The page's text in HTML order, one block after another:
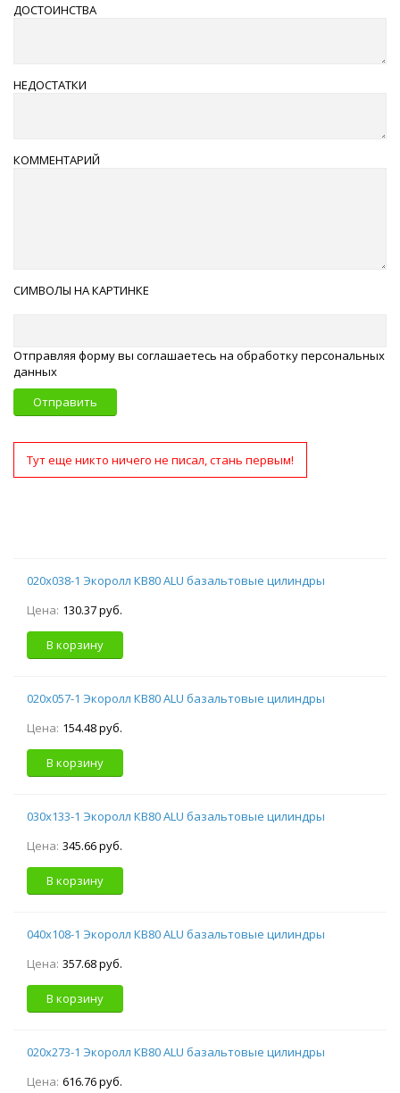
ДОСТОИНСТВА
НЕДОСТАТКИ
КОММЕНТАРИЙ
СИМВОЛЫ НА КАРТИНКЕ
Отправляя форму вы соглашаетесь на обработку персональных
данных
Отправить
Тут еще никто ничего не писал, стань первым!
020х038-1 Экоролл КВ80 ALU базальтовые цилиндры
Цена: 130.37 руб.
В корзину
020х057-1 Экоролл КВ80 ALU базальтовые цилиндры
Цена: 154.48 руб.
В корзину
030х133-1 Экоролл КВ80 ALU базальтовые цилиндры
Цена: 345.66 руб.
В корзину
040х108-1 Экоролл КВ80 ALU базальтовые цилиндры
Цена: 357.68 руб.
В корзину
020х273-1 Экоролл КВ80 ALU базальтовые цилиндры
Цена: 616.76 руб.